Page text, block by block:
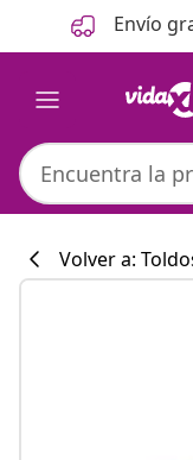
Anterior
Siguiente Envío
Volver a: